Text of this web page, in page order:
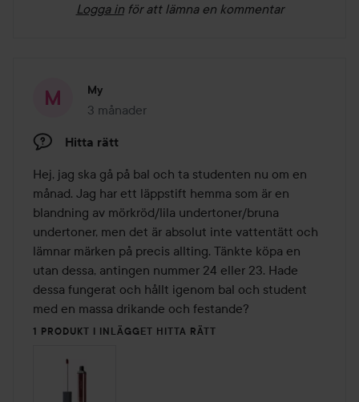
Logga in för att lämna en kommentar
My
3 månader
Inlägget skapades 3 månader
Hitta rätt
Hej, jag ska gå på bal och ta studenten nu om en
månad. Jag har ett läppstift hemma som är en
blandning av mörkröd/lila undertoner/bruna
undertoner, men det är absolut inte vattentätt och
lämnar märken på precis allting. Tänkte köpa en
utan dessa, antingen nummer 24 eller 23. Hade
dessa fungerat och hållt igenom bal och student
med en massa drikande och festande?
1 PRODUKT I INLÄGGET HITTA RÄTT